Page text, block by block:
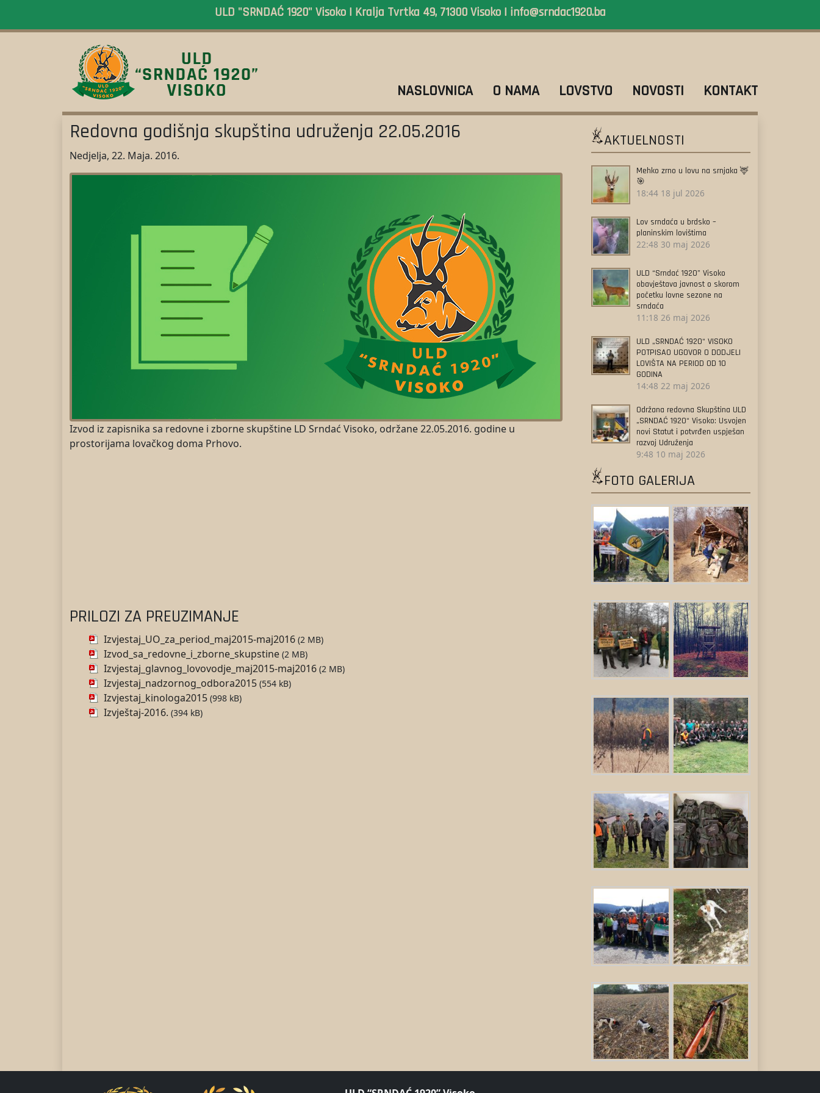
ULD "SRNDAĆ 1920" Visoko | Kralja Tvrtka 49, 71300 Visoko | info@srndac1920.ba
NASLOVNICA O NAMA LOVSTVO NOVOSTI KONTAKT
Redovna godišnja skupština udruženja 22.05.2016
Nedjelja, 22. Maja. 2016.
Izvod iz zapisnika sa redovne i zborne skupštine LD Srndać Visoko, održane 22.05.2016. godine u
prostorijama lovačkog doma Prhovo.
PRILOZI ZA PREUZIMANJE
Izvjestaj_UO_za_period_maj2015-maj2016 (2 MB)
Izvod_sa_redovne_i_zborne_skupstine (2 MB)
Izvjestaj_glavnog_lovovodje_maj2015-maj2016 (2 MB)
Izvjestaj_nadzornog_odbora2015 (554 kB)
Izvjestaj_kinologa2015 (998 kB)
Izvještaj-2016. (394 kB)
AKTUELNOSTI
Mehko zrno u lovu na srnjaka 🦌
🎯
18:44 18 jul 2026
Lov srndaća u brdsko –
planinskim lovištima
22:48 30 maj 2026
ULD “Srndać 1920” Visoko
obavještava javnost o skorom
početku lovne sezone na
srndaća
11:18 26 maj 2026
ULD „SRNDAĆ 1920“ VISOKO
POTPISAO UGOVOR O DODJELI
LOVIŠTA NA PERIOD OD 10
GODINA
14:48 22 maj 2026
Održana redovna Skupština ULD
„SRNDAĆ 1920“ Visoko: Usvojen
novi Statut i potvrđen uspješan
razvoj Udruženja
9:48 10 maj 2026
FOTO GALERIJA